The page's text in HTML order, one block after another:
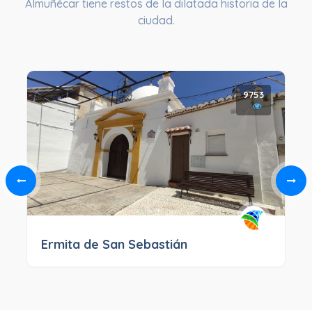
Almuñécar tiene restos de la dilatada historia de la
ciudad.
9753
Ermita de San Sebastián